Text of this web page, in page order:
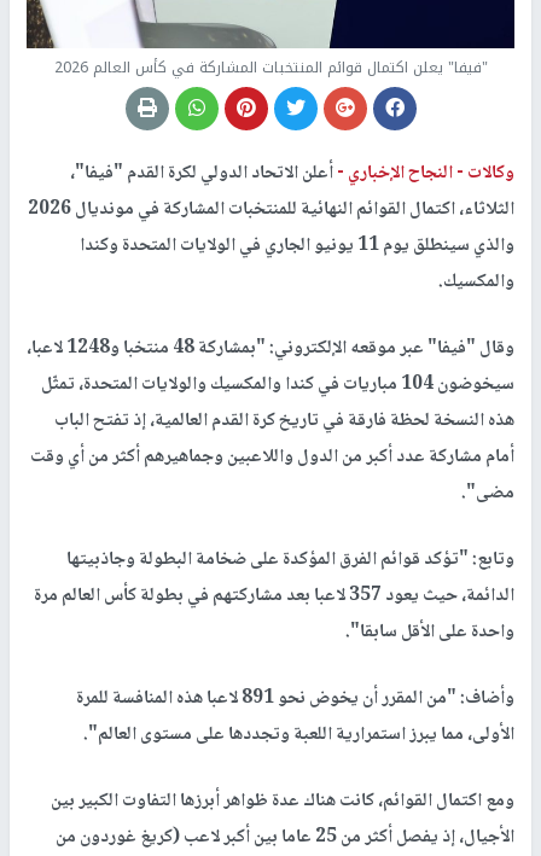
"فيفا" يعلن اكتمال قوائم المنتخبات المشاركة في كأس العالم 2026
وكالات -النجاح الإخباري -أعلن الاتحاد الدولي لكرة القدم "فيفا"،
الثلاثاء، اكتمال القوائم النهائية للمنتخبات المشاركة في مونديال 2026
والذي سينطلق يوم 11 يونيو الجاري في الولايات المتحدة وكندا
والمكسيك.
وقال "فيفا" عبر موقعه الإلكتروني: "بمشاركة 48 منتخبا و1248 لاعبا،
سيخوضون 104 مباريات في كندا والمكسيك والولايات المتحدة، تمثّل
هذه النسخة لحظة فارقة في تاريخ كرة القدم العالمية، إذ تفتح الباب
أمام مشاركة عدد أكبر من الدول واللاعبين وجماهيرهم أكثر من أي وقت
مضى".
وتابع: "تؤكد قوائم الفرق المؤكدة على ضخامة البطولة وجاذبيتها
الدائمة، حيث يعود 357 لاعبا بعد مشاركتهم في بطولة كأس العالم مرة
واحدة على الأقل سابقا".
وأضاف: "من المقرر أن يخوض نحو 891 لاعبا هذه المنافسة للمرة
الأولى، مما يبرز استمرارية اللعبة وتجددها على مستوى العالم".
ومع اكتمال القوائم، كانت هناك عدة ظواهر أبرزها التفاوت الكبير بين
الأجيال، إذ يفصل أكثر من 25 عاما بين أكبر لاعب (كريغ غوردون من